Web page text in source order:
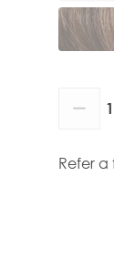
Refer a